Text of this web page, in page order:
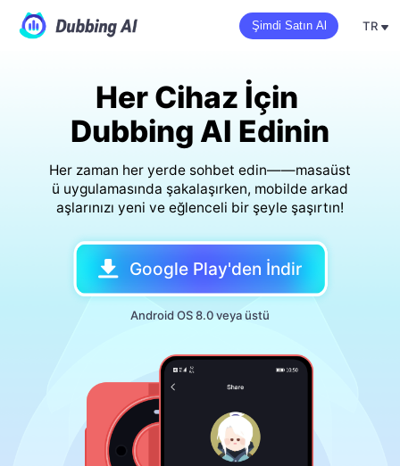
Şimdi Satın Al TR
Her Cihaz İçin
Dubbing AI Edinin
Her zaman her yerde sohbet edin——masaüst
ü uygulamasında şakalaşırken, mobilde arkad
aşlarınızı yeni ve eğlenceli bir şeyle şaşırtın!
Google Play'den İndir
Android OS 8.0 veya üstü